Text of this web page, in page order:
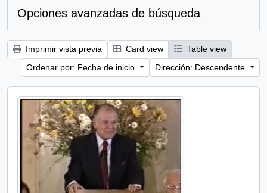
Opciones avanzadas de búsqueda
Imprimir vista previa Card view
Table view
Ordenar por: Fecha de inicio
Dirección: Descendente